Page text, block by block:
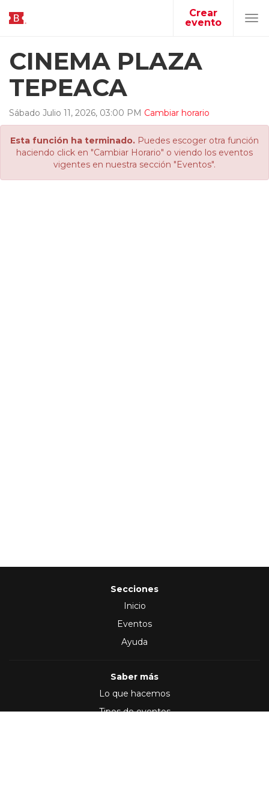
Crear
evento
CINEMA PLAZA
TEPEACA
Sábado Julio 11, 2026, 03:00 PM Cambiar horario
Esta función ha terminado. Puedes escoger otra función
haciendo click en "Cambiar Horario" o viendo los eventos
vigentes en nuestra sección "Eventos".
Secciones
Inicio
Eventos
Ayuda
Saber más
Lo que hacemos
Tipos de eventos